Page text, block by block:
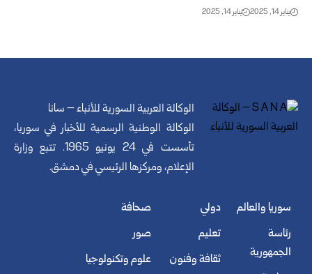
يناير 14, 2025 يناير 14, 2025
الوكالة العربية السورية للأنباء – سانا
الوكالة الوطنية الرسمية للأخبار في سوريا،
تأسست في 24 يونيو 1965. تتبع وزارة
الإعلام، ومركزها الرئيسي في دمشق.
سوريا والعالم
رئاسة
الجمهورية
دولي
تعليم
ثقافة وفنون
صحافة
صور
علوم وتكنولوجيا